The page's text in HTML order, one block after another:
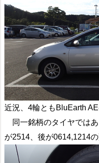
近況、4輪ともBluEarth
同一銘柄のタイヤでは
が2514、後が0614,1214の